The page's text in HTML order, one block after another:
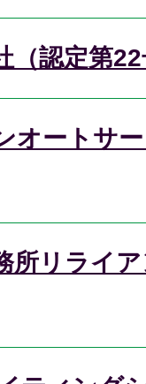
（認定第
オートサ
所リライ